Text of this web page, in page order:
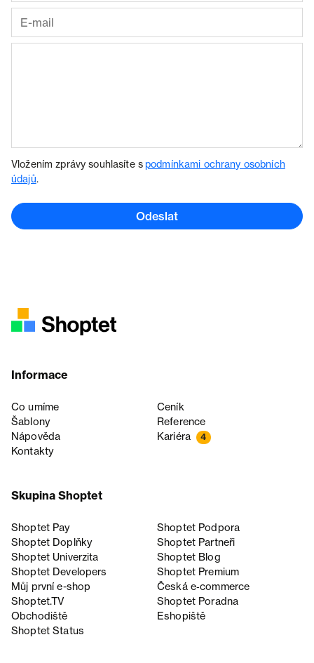
Vložením zprávy souhlasíte spodmínkami ochrany osobních
údajů.
Odeslat
Informace
Co umíme
Ceník
Šablony
Reference
Nápověda
Kariéra 4
Kontakty
Skupina Shoptet
Shoptet Pay
Shoptet Podpora
Shoptet Doplňky
Shoptet Partneři
Shoptet Univerzita
Shoptet Blog
Shoptet Developers
Shoptet Premium
Můj první e-shop
Česká e‑commerce
Shoptet.TV
Shoptet Poradna
Obchodiště
Eshopiště
Shoptet Status